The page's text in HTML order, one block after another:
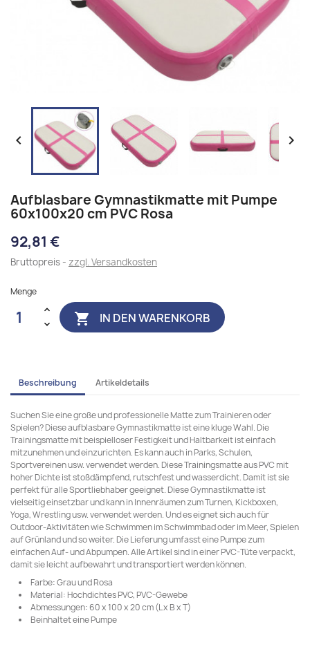
 
Aufblasbare Gymnastikmatte mit Pumpe
60x100x20 cm PVC Rosa
92,81 €
Bruttopreis zzgl. Versandkosten
Menge
 IN DEN WARENKORB
Beschreibung Artikeldetails
Suchen Sie eine große und professionelle Matte zum Trainieren oder
Spielen? Diese aufblasbare Gymnastikmatte ist eine kluge Wahl. Die
Trainingsmatte mit beispielloser Festigkeit und Haltbarkeit ist einfach
mitzunehmen und einzurichten. Es kann auch in Parks, Schulen,
Sportvereinen usw. verwendet werden. Diese Trainingsmatte aus PVC mit
hoher Dichte ist stoßdämpfend, rutschfest und wasserdicht. Damit ist sie
perfekt für alle Sportliebhaber geeignet. Diese Gymnastikmatte ist
vielseitig einsetzbar und kann in Innenräumen zum Turnen, Kickboxen,
Yoga, Wrestling usw. verwendet werden. Und es eignet sich auch für
Outdoor-Aktivitäten wie Schwimmen im Schwimmbad oder im Meer, Spielen
auf Grünland und so weiter. Die Lieferung umfasst eine Pumpe zum
einfachen Auf- und Abpumpen. Alle Artikel sind in einer PVC-Tüte verpackt,
damit sie leicht aufbewahrt und transportiert werden können.
Farbe: Grau und Rosa
Material: Hochdichtes PVC, PVC-Gewebe
Abmessungen: 60 x 100 x 20 cm (L x B x T)
Beinhaltet eine Pumpe